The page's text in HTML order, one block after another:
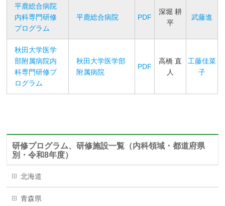
平鹿総合病院
内科専門研修
プログラム
平鹿総合病院 PDF
深堀 耕
平
武藤進
秋田大学医学
部附属病院内
科専門研修プ
ログラム
秋田大学医学部
附属病院
PDF
高橋 直
人
工藤佳菜
子
研修プログラム、研修施設一覧（内科領域・都道府県
別・令和8年度）
北海道
青森県